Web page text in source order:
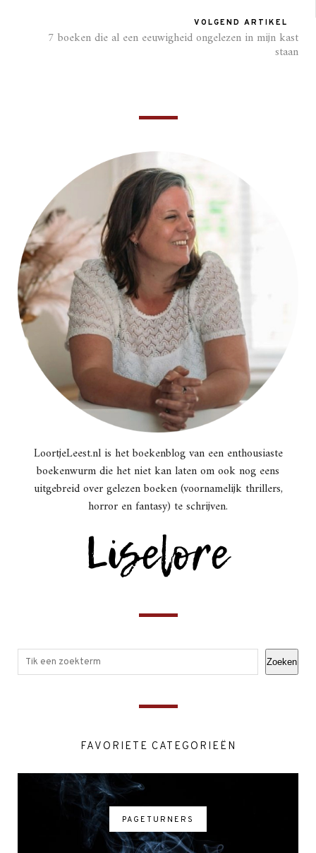
VOLGEND ARTIKEL
7 boeken die al een eeuwigheid ongelezen in mijn kast
staan
LoortjeLeest.nl is het boekenblog van een enthousiaste
boekenwurm die het niet kan laten om ook nog eens
uitgebreid over gelezen boeken (voornamelijk thrillers,
horror en fantasy) te schrijven.
Zoeken
FAVORIETE CATEGORIEËN
PAGETURNERS